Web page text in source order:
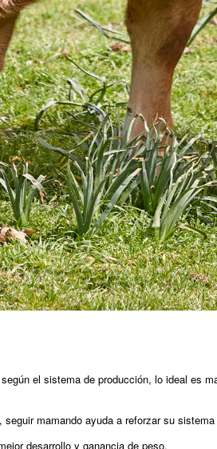
el sistema de producción, lo ideal es
mamando ayuda a reforzar su
desarrollo y ganancia de peso.